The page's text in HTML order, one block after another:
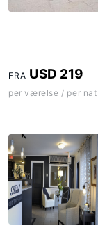
FRA USD 219
per værelse / per nat